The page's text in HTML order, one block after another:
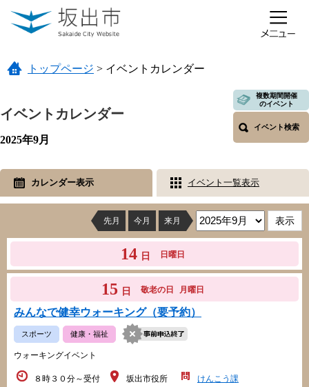
ページの先頭です。
メニューを飛ばして本文へ
トップページ > イベントカレンダー
イベントカレンダー
複数期間開催
のイベント
イベント検索
2025年9月
カレンダー表示 イベント一覧表示
先月 今月 来月
14 日 日曜日
15 日 敬老の日 月曜日
みんなで健幸ウォーキング（要予約）
スポーツ 健康・福祉
ウォーキングイベント
８時３０分～受付
坂出市役所 けんこう課